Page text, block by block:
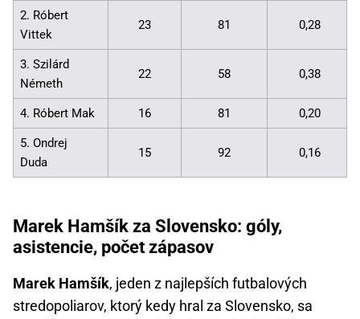
2. Róbert
Vittek
23 81 0,28
3. Szilárd
Németh
22 58 0,38
4. Róbert Mak 16 81 0,20
5. Ondrej
Duda
15 92 0,16
Marek Hamšík za Slovensko: góly,
asistencie, počet zápasov
Marek Hamšík, jeden z najlepších futbalových
stredopoliarov, ktorý kedy hral za Slovensko, sa